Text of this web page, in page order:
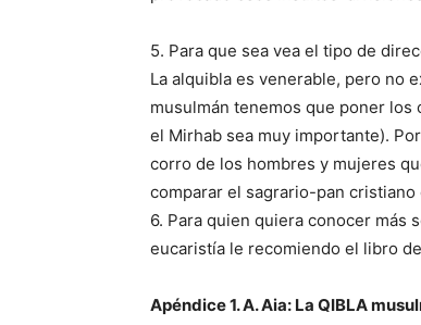
5. Para que sea vea el tipo de
La alquibla es venerable, pero no
musulmán tenemos que poner
el Mirhab sea muy importante).
corro de los hombres y mujeres
comparar el sagrario-pan cristiano
6. Para quien quiera conocer más
eucaristía le recomiendo el libro
Apéndice 1. A. Aia: La QIBLA